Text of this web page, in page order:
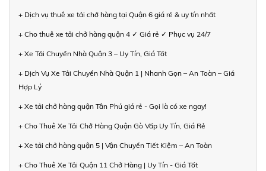
+ Dịch vụ thuê xe tải chở hàng tại Quận 6 giá rẻ & uy tín nhất
+ Cho thuê xe tải chở hàng quận 4 ✓ Giá rẻ ✓ Phục vụ 24/7
+ Xe Tải Chuyển Nhà Quận 3 – Uy Tín, Giá Tốt
+ Dịch Vụ Xe Tải Chuyển Nhà Quận 1 | Nhanh Gọn – An Toàn – Giá
Hợp Lý
+ Xe tải chở hàng quận Tân Phú giá rẻ - Gọi là có xe ngay!
+ Cho Thuê Xe Tải Chở Hàng Quận Gò Vấp Uy Tín, Giá Rẻ
+ Xe tải chở hàng quận 5 | Vận Chuyển Tiết Kiệm – An Toàn
+ Cho Thuê Xe Tải Quận 11 Chở Hàng | Uy Tín - Giá Tốt